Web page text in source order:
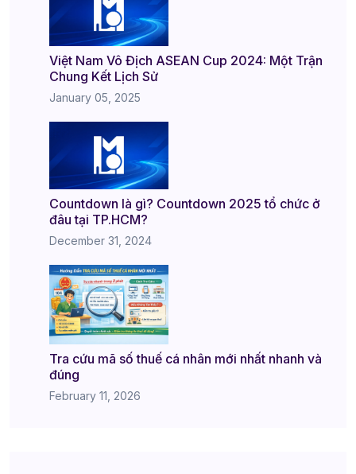
Việt Nam Vô Địch ASEAN Cup 2024: Một Trận
Chung Kết Lịch Sử
January 05, 2025
Countdown là gì? Countdown 2025 tổ chức ở
đâu tại TP.HCM?
December 31, 2024
Tra cứu mã số thuế cá nhân mới nhất nhanh và
đúng
February 11, 2026